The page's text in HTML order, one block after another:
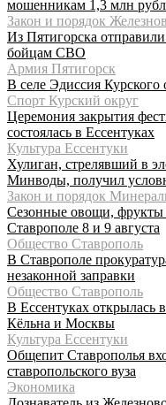
мошенникам 1,3 млн
Закон и порядок
Из Пятигорска
бойцам СВО
Армия Пятигорск
В селе Эдиссия Курского
Спорт Курский округ
Церемония закрытия
состоялась в Ессентуках
Культура Ессентуки
Хулиган, стрелявший в
Минводы, получил
Закон и порядок
Сезонные овощи, фрукты
Ставрополе 8 и 9 августа
Общество Ставрополь
В Ставрополе
незаконной заправки
Общество Ставрополь
В Ессентуках открылась
Кёльна и Москвы
Культура Ессентуки
Общепит Ставрополья
ставропольского вуза
Экономика